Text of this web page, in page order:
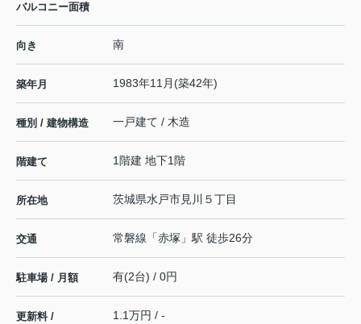
バルコニー面積
向き 南
築年月 1983年11月(築42年)
種別 / 建物構造 一戸建て / 木造
階建て 1階建 地下1階
所在地 茨城県水戸市見川 ５丁目
交通 常磐線 「赤塚 」駅 徒歩26分
駐車場 / 月額 有(2台) / 0円
更新料 /
1.1万円 / -